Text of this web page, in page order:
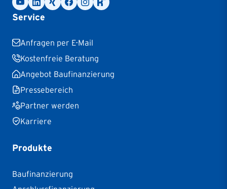
Service
Anfragen per E-Mail
Kostenfreie Beratung
Angebot Baufinanzierung
Pressebereich
Partner werden
Karriere
Produkte
Baufinanzierung